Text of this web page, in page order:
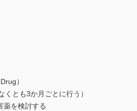
）
とも3か月ごとに行う）
薬を検討する